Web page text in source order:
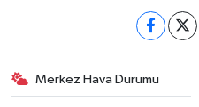
Merkez Hava Durumu